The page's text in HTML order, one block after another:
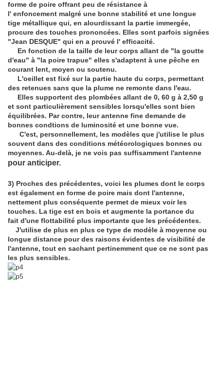
forme de poire offrant peu de résistance à
l' enfoncement malgré une bonne stabilité et une longue
tige métallique qui, en alourdissant la partie immergée,
procure des touches prononcées. Elles sont parfois signées
"Jean DESQUE" qui en a prouvé l' efficacité.
En fonction de la taille de leur corps allant de "la goutte
d'eau" à "la poire trapue" elles s'adaptent à une pêche en
courant lent, moyen ou soutenu.
L'oeillet est fixé sur la partie haute du corps, permettant
des retenues sans que la plume ne remonte dans l'eau.
Elles supportent des plombées allant de 0, 60 g à 2,50 g
et sont particulièrement sensibles lorsqu'elles sont bien
équilibrées. Par contre, leur antenne fine demande de
bonnes condtions de luminosité et une bonne vue.
C'est, personnellement, les modèles que j'utilise le plus
souvent dans des conditions météorologiques bonnes ou
moyennes. Au-delà, je ne vois pas suffisamment l'antenne
pour anticiper.
3) Proches des précédentes, voici les plumes dont le corps
est également en forme de poire mais dont l'antenne,
nettement plus conséquente permet de mieux voir les
touches. La tige est en bois et augmente la portance du
fait d'une flottabilité plus importante que les précédentes.
J'utilise de plus en plus ce type de modèle à moyenne ou
longue distance pour des raisons évidentes de visibilité de
l'antenne, tout en sachant pertinemment que ce ne sont pas
les plus sensibles.